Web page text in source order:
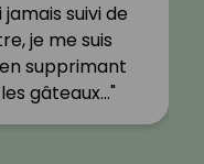
jamais suivi de
je me suis
supprimant
gâteaux…"